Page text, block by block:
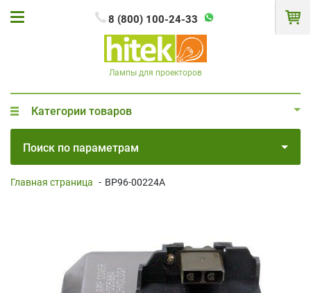
8 (800) 100-24-33
Лампы для проекторов
Категории товаров
Поиск по параметрам
Главная страница - BP96-00224A